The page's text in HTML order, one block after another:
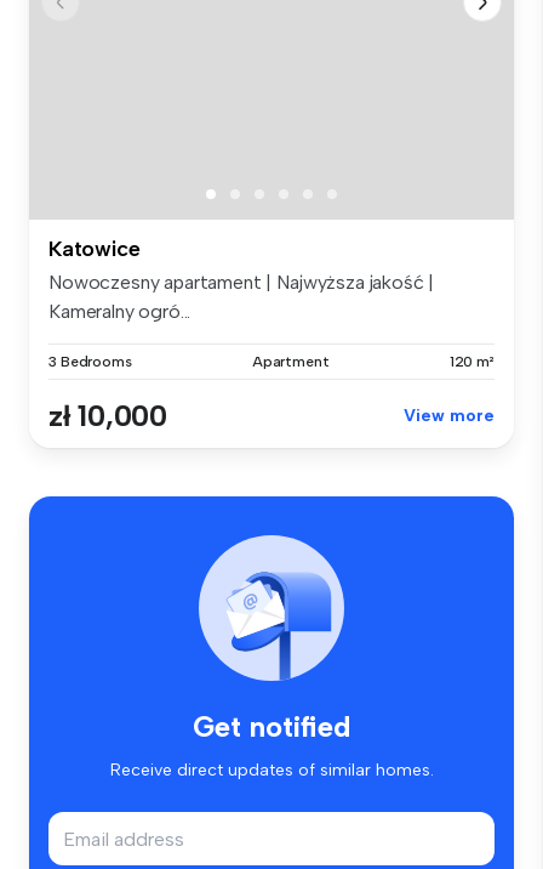
Katowice
Nowoczesny apartament | Najwyższa jakość |
Kameralny ogró...
3 Bedrooms Apartment 120 m²
zł 10,000 View more
Get notified
Receive direct updates of similar homes.